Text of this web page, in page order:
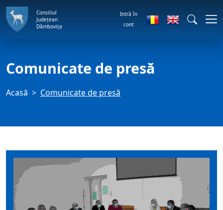
Consiliul
Județean
Dâmbovița
Intră în
cont
Comunicate de presă
Acasă Comunicate de presă